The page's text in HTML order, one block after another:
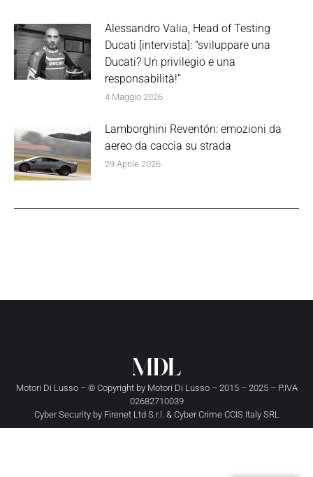
Alessandro Valia, Head of Testing
Ducati [intervista]: “sviluppare una
Ducati? Un privilegio e una
responsabilità!”
4 Maggio 2026
Lamborghini Reventón: emozioni da
aereo da caccia su strada
29 Aprile 2026
Motori Di Lusso – © Copyright by Motori Di Lusso– 2015 – 2025 – P.IVA
02682710039
Cyber Security by Firenet Ltd S.r.l. & Cyber Crime CCIS Italy SRL